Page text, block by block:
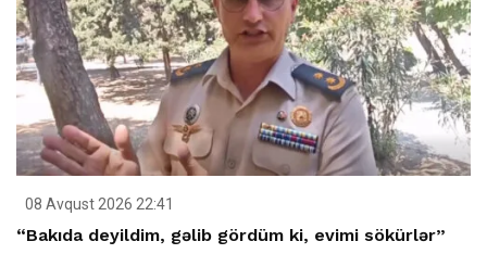
08 Avqust 2026 22:41
“Bakıda deyildim, gəlib gördüm ki, evimi sökürlər”